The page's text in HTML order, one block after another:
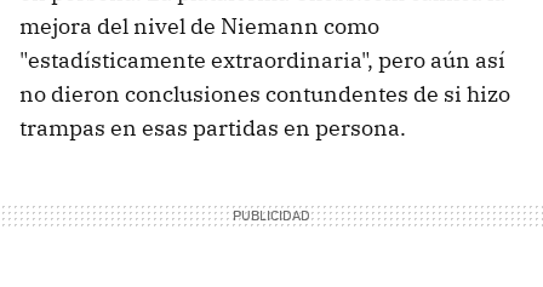
mejora del nivel de Niemann como
"estadísticamente extraordinaria", pero aún así
no dieron conclusiones contundentes de si hizo
trampas en esas partidas en persona.